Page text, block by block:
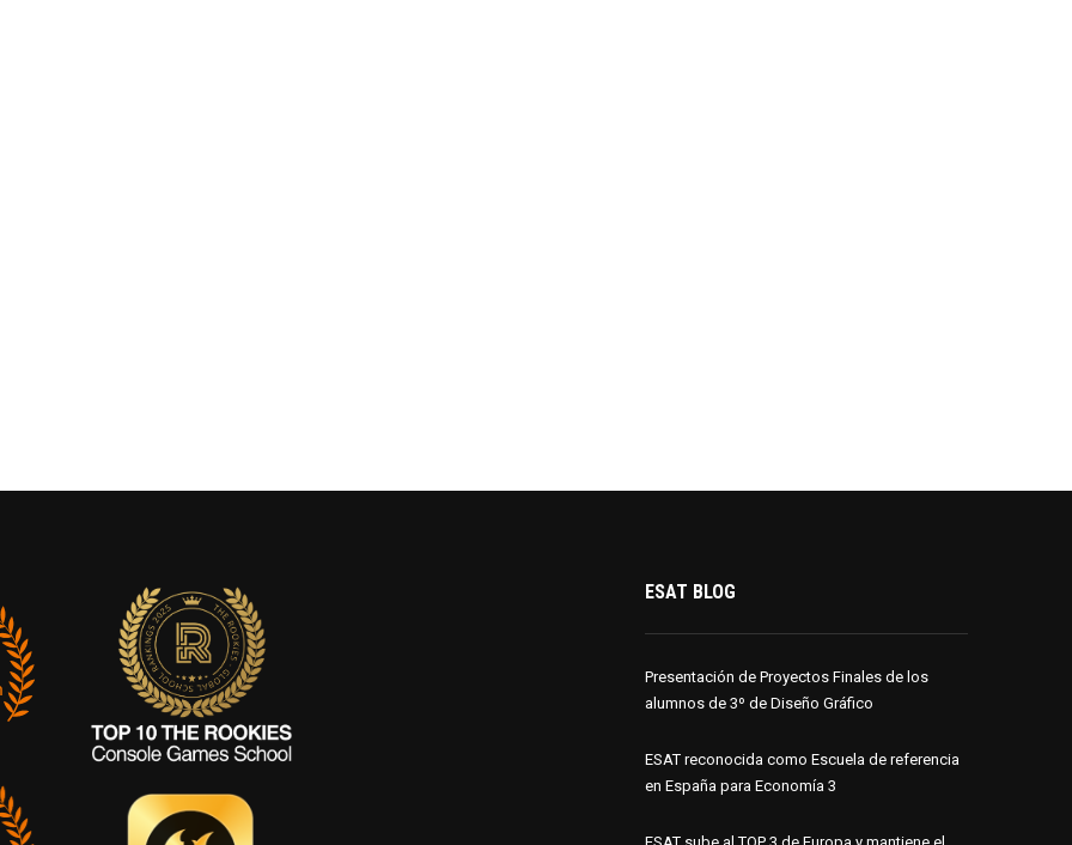
ESAT BLOG
Presentación de Proyectos Finales de los
alumnos de 3º de Diseño Gráfico
ESAT reconocida como Escuela de referencia
en España para Economía 3